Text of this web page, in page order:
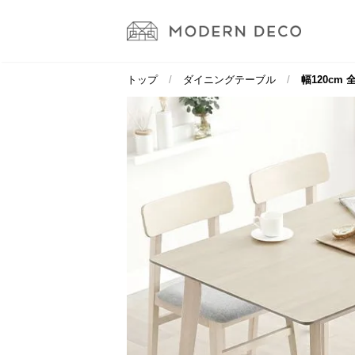
トップ ダイニングテーブル 幅120cm